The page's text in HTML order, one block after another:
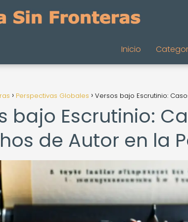
Inicio
Perspectivas Globales Versos bajo Escrutinio:
bajo Escrutinio:
de Autor en la